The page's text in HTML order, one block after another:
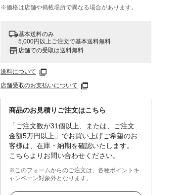
※価格は​店舗や​掲載場所で​異なる​場合が​あります。
基本送料のみ
5,000円以上ご注文で基本送料無料
店舗での受取は送料無料
送料について
店舗受取のお支払いについて
商品のお見積りご注文はこちら
「ご注文数が31個以上、または、ご注文
金額5万円以上」でお買い上げご希望のお
客様は、在庫・納期を確認いたします。
こちらよりお問い合わせください。
※このフォームからのご注文は、各種ポイントキ
ャンペーン対象外となります。